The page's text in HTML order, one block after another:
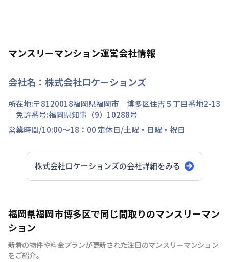
マンスリーマンション運営会社情報
会社名： 株式会社ロケーションズ
所在地:〒8120018福岡県福岡市 博多区住吉５丁目番地2-13
｜免許番号:福岡県知事（9）10288号
営業時間/10:00～18：00 定休日/土曜・日曜・祝日
株式会社ロケーションズの会社詳細をみる
福岡県福岡市博多区で同じ間取りのマンスリーマン
ション
新着の物件や料金プランが更新された注目のマンスリーマンション
をご紹介。